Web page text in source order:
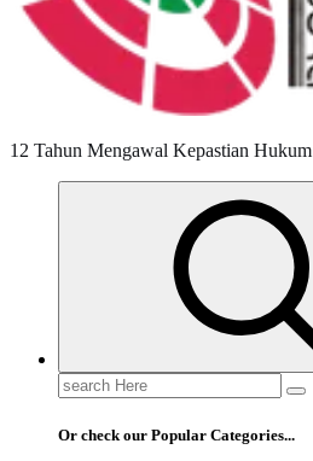
12 Tahun Mengawal Kepastian Hukum
Search
for:
Or check our Popular Categories...